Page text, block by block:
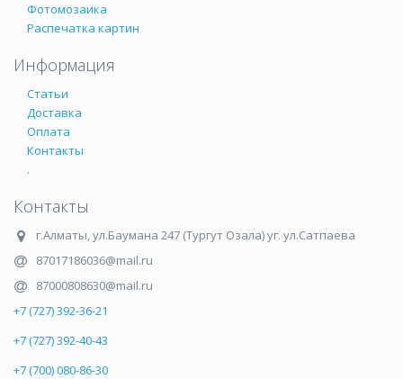
Фотомозаика
Распечатка картин
Информация
Статьи
Доставка
Оплата
Контакты
.
Контакты
г.Алматы,ул.Баумана 247 (Тургут Озала) уг. ул.Сатпаева
87017186036@mail.ru
87000808630@mail.ru
+7 (727) 392-36-21
+7 (727) 392-40-43
+7 (700) 080-86-30